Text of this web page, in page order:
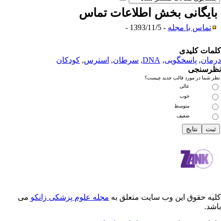
بخش اطلاعات تماس
مجله- 1393/11/5 -
,
DNA
,سرطان, استرس, کودکان
قالب جدید چیست؟
عالی
خوب
متوسط
ضعیف
این وب سایت متعلق به مجله علوم پزشکی زانکومی